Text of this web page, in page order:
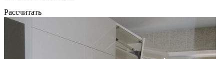
Рассчитать